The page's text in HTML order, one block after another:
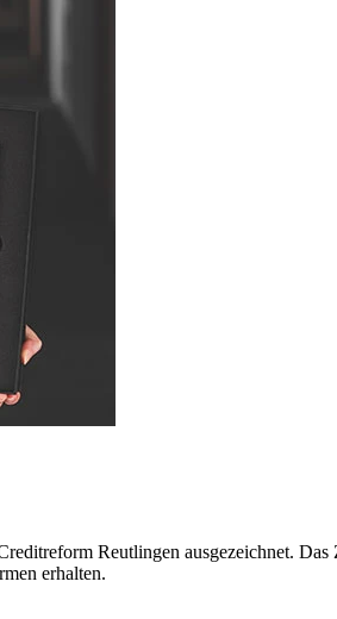
Reutlingen ausgezeichnet.
erhalten.